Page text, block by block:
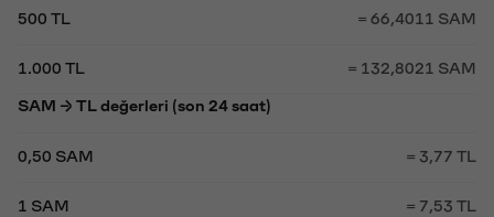
500 TL = 66,4011 SAM
1.000 TL = 132,8021 SAM
SAM → TL değerleri (son 24 saat)
0,50 SAM = 3,77 TL
1 SAM = 7,53 TL